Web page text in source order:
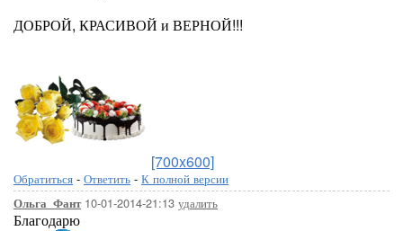
ДОБРОЙ, КРАСИВОЙ и ВЕРНОЙ!!!
[700x600]
Обратиться - Ответить - К полной версии
Ольга_Фант10-01-2014-21:13 удалить
Благодарю